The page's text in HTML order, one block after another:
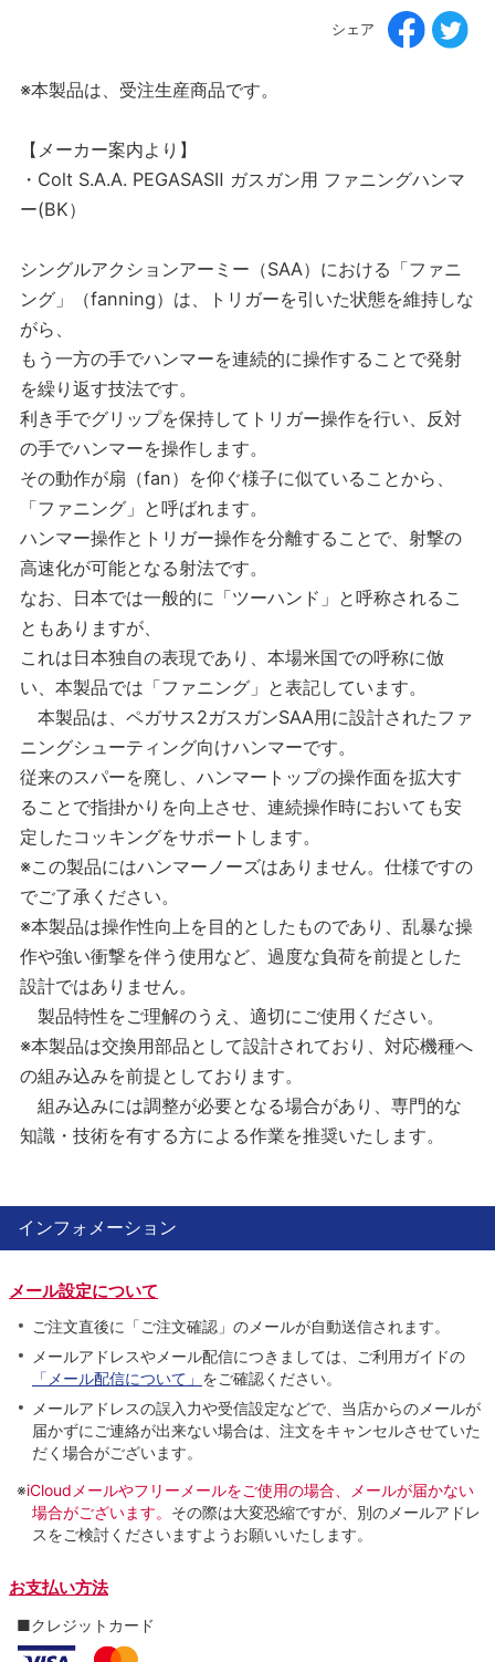
シェア
※本製品は、受注生産商品です。
【メーカー案内より】
・Colt S.A.A. PEGASASⅡ ガスガン用 ファニングハンマ
ー(BK）
シングルアクションアーミー（SAA）における「ファニ
ング」（fanning）は、トリガーを引いた状態を維持しな
がら、
もう一方の手でハンマーを連続的に操作することで発射
を繰り返す技法です。
利き手でグリップを保持してトリガー操作を行い、反対
の手でハンマーを操作します。
その動作が扇（fan）を仰ぐ様子に似ていることから、
「ファニング」と呼ばれます。
ハンマー操作とトリガー操作を分離することで、射撃の
高速化が可能となる射法です。
なお、日本では一般的に「ツーハンド」と呼称されるこ
ともありますが、
これは日本独自の表現であり、本場米国での呼称に倣
い、本製品では「ファニング」と表記しています。
本製品は、ペガサス2ガスガンSAA用に設計されたファ
ニングシューティング向けハンマーです。
従来のスパーを廃し、ハンマートップの操作面を拡大す
ることで指掛かりを向上させ、連続操作時においても安
定したコッキングをサポートします。
※この製品にはハンマーノーズはありません。仕様ですの
でご了承ください。
※本製品は操作性向上を目的としたものであり、乱暴な操
作や強い衝撃を伴う使用など、過度な負荷を前提とした
設計ではありません。
製品特性をご理解のうえ、適切にご使用ください。
※本製品は交換用部品として設計されており、対応機種へ
の組み込みを前提としております。
組み込みには調整が必要となる場合があり、専門的な
知識・技術を有する方による作業を推奨いたします。
インフォメーション
メール設定について
ご注文直後に「ご注文確認」のメールが自動送信されます。
メールアドレスやメール配信につきましては、ご利用ガイドの
「メール配信について」 をご確認ください。
メールアドレスの誤入力や受信設定などで、当店からのメールが
届かずにご連絡が出来ない場合は、注文をキャンセルさせていた
だく場合がございます。
※iCloudメールやフリーメールをご使用の場合、メールが届かない
場合がございます。 その際は大変恐縮ですが、別のメールアドレ
スをご検討くださいますようお願いいたします。
お支払い方法
■クレジットカード